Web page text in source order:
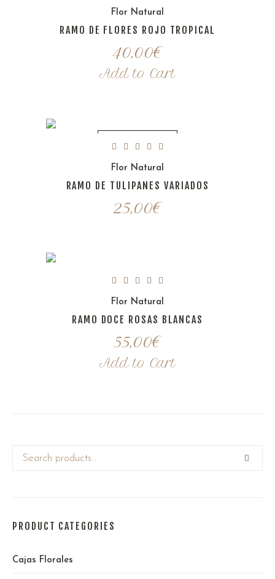
Flor Natural
RAMO DE FLORES ROJO TROPICAL
40,00€
Add to Cart
Flor Natural
RAMO DE TULIPANES VARIADOS
25,00€
Flor Natural
RAMO DOCE ROSAS BLANCAS
55,00€
Add to Cart
PRODUCT CATEGORIES
Cajas Florales